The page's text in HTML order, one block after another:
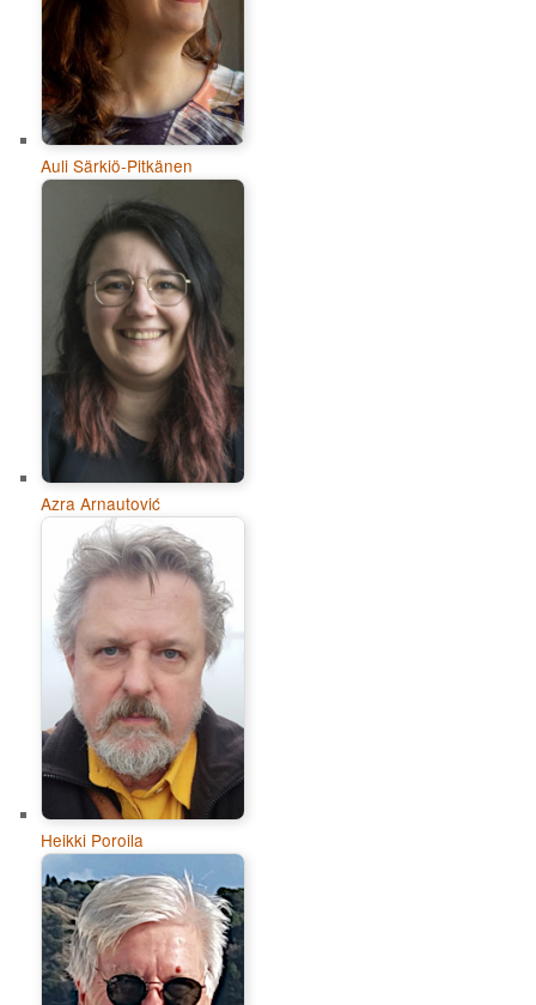
Auli Särkiö-Pitkänen
Azra Arnautović
Heikki Poroila